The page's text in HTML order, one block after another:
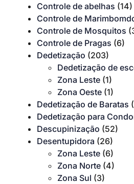
Controle de abelhas (14)
Controle de
Controle de Mosquitos
Controle de Pragas (6)
Dedetização (203)
Dedetização de
Zona Leste (1)
Zona Oeste (1)
Dedetização de Baratas
Dedetização para
Descupinização (52)
Desentupidora (26)
Zona Leste (6)
Zona Norte (4)
Zona Sul (3)